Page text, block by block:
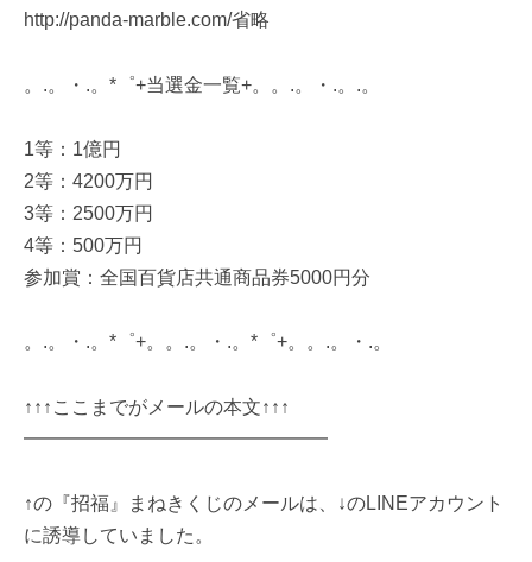
http://panda-marble.com/省略
。.。・.。*゜+当選金一覧+。。.。・.。.。
1等：1億円
2等：4200万円
3等：2500万円
4等：500万円
参加賞：全国百貨店共通商品券5000円分
。.。・.。*゜+。。.。・.。*゜+。。.。・.。
↑↑↑ここまでがメールの本文↑↑↑
━━━━━━━━━━━━━━━━
↑の『招福』まねきくじのメールは、↓のLINEアカウント
に誘導していました。